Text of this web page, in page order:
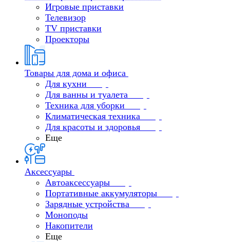
Игровые приставки
Телевизор
TV приставки
Проекторы
Товары для дома и офиса
Для кухни
Для ванны и туалета
Техника для уборки
Климатическая техника
Для красоты и здоровья
Еще
Аксессуары
Автоаксессуары
Портативные аккумуляторы
Зарядные устройства
Моноподы
Накопители
Еще